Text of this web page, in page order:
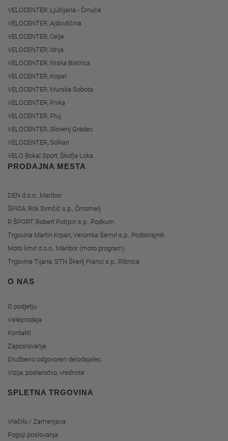
VELOCENTER, Ljubljana - Črnuče
VELOCENTER, Ajdovščina
VELOCENTER, Celje
VELOCENTER, Idrija
VELOCENTER, Ilirska Bistrica
VELOCENTER, Koper
VELOCENTER, Murska Sobota
VELOCENTER, Pivka
VELOCENTER, Ptuj
VELOCENTER, Slovenj Gradec
VELOCENTER, Solkan
VELO Bokal Sport, Škofja Loka
PRODAJNA MESTA
DEN d.o.o., Maribor
ŠPICA, Rok Simčič s.p., Črnomelj
R ŠPORT, Robert Potrpin s.p., Podkum
Trgovina Martin Krpan, Veronika Šemrl s.p., Podskrajnik
Moto limit d.o.o., Maribor (moto program)
Trgovina Tijana, STN Škerlj Franci s.p., Ribnica
O NAS
O podjetju
Veleprodaja
Kontakti
Zaposlovanje
Družbeno odgovoren delodajalec
Vizija, poslanstvo, vrednote
SPLETNA TRGOVINA
Vračilo / Zamenjava
Pogoji poslovanja